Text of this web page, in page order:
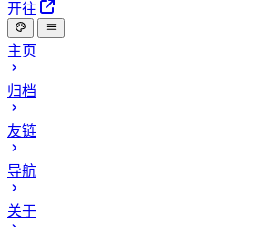
开往
主页
归档
友链
导航
关于